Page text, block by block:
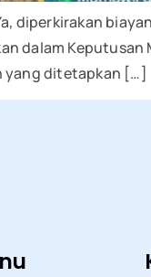
diperkirakan
dalam Keputusan
yang ditetapkan […]